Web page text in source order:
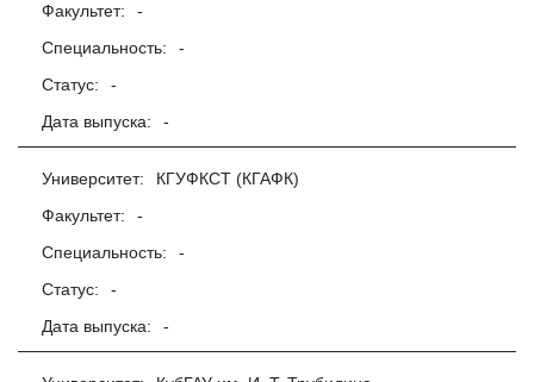
Факультет:
-
Специальность:
-
Статус:
-
Дата выпуска:
-
Университет:
КГУФКСТ (КГАФК)
Факультет:
-
Специальность:
-
Статус:
-
Дата выпуска:
-